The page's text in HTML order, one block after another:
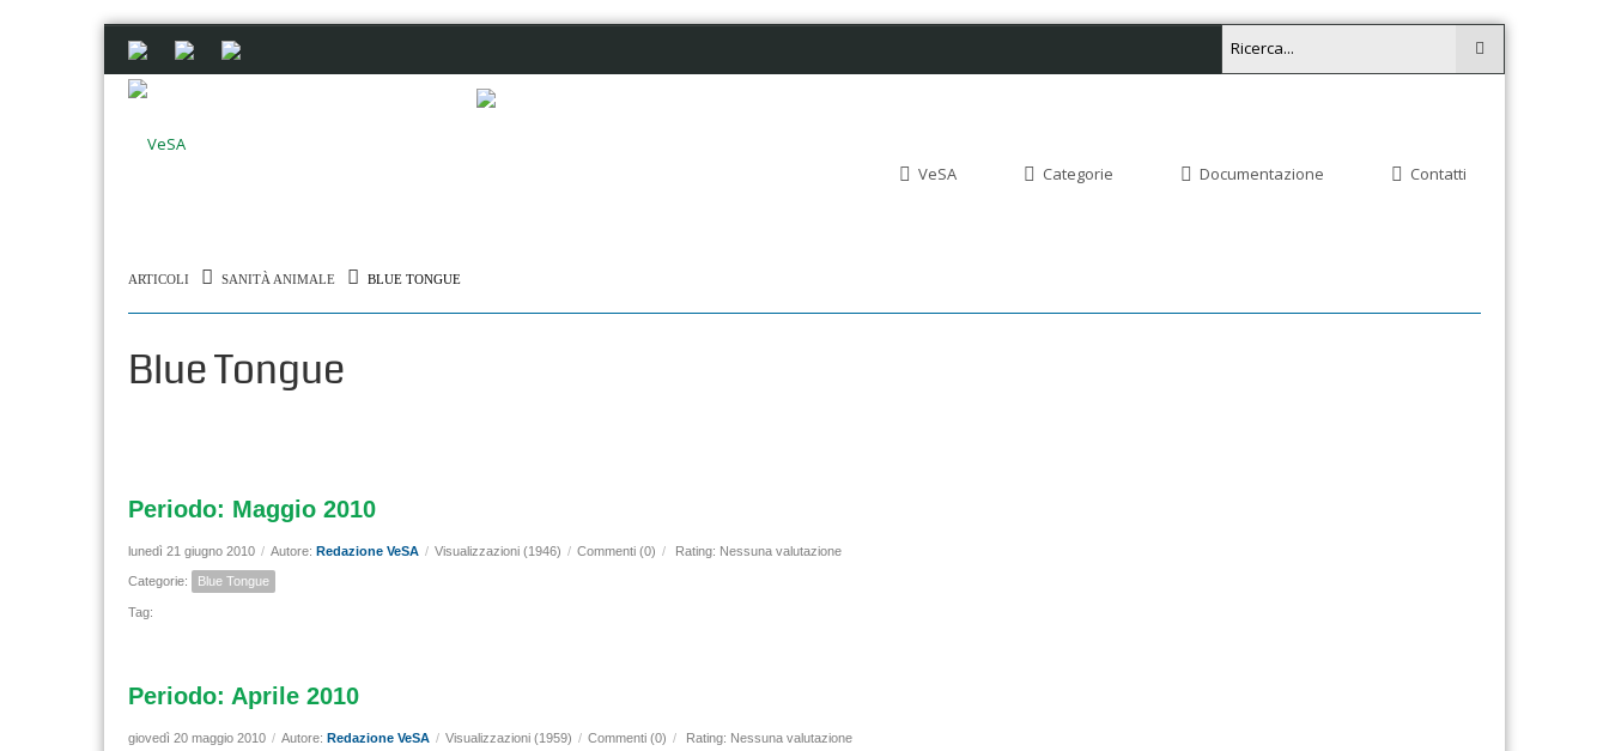
VeSA Categorie Documentazione Contatti
ARTICOLI SANITÀ ANIMALE BLUE TONGUE
Blue Tongue
Periodo: Maggio 2010
lunedì 21 giugno 2010 / Autore: Redazione VeSA / Visualizzazioni (1946) / Commenti (0) / Rating: Nessuna valutazione
Categorie: Blue Tongue
Tag:
Periodo: Aprile 2010
giovedì 20 maggio 2010 / Autore: Redazione VeSA / Visualizzazioni (1959) / Commenti (0) / Rating: Nessuna valutazione